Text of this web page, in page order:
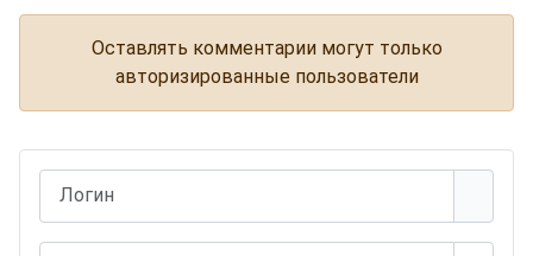
Оставлять комментарии могут только
авторизированные пользователи
Логин